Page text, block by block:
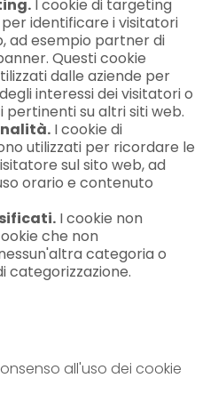
I cookie di targeting
identificare i visitatori
ad esempio partner di
Questi cookie
dalle aziende per
interessi dei visitatori o
su altri siti web.
I cookie di
utilizzati per ricordare le
sul sito web, ad
orario e contenuto
I cookie non
che non
categoria o
categorizzazione.
all'uso dei cookie